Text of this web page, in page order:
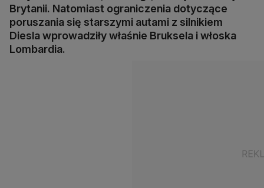
Brytanii. Natomiast ograniczenia dotyczące
poruszania się starszymi autami z silnikiem
Diesla wprowadziły właśnie Bruksela i włoska
Lombardia.